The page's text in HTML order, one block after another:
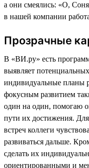
а они смеялись: «О,
в нашей компании
Прозрачные
В «ВИ.ру» есть
выявляет
индивидуальные планы
фокусным развитием
один на один, помогаю
пути их достижения.
встреч коллеги
развиваться дальше.
сделать их
ориентированными и